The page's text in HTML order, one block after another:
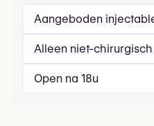
Aangeboden
Alleen niet-chirurgisch
Open na 18u